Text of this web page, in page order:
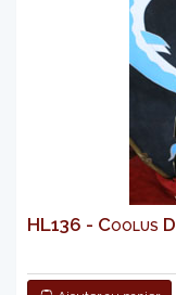
HL136 - Coolus D